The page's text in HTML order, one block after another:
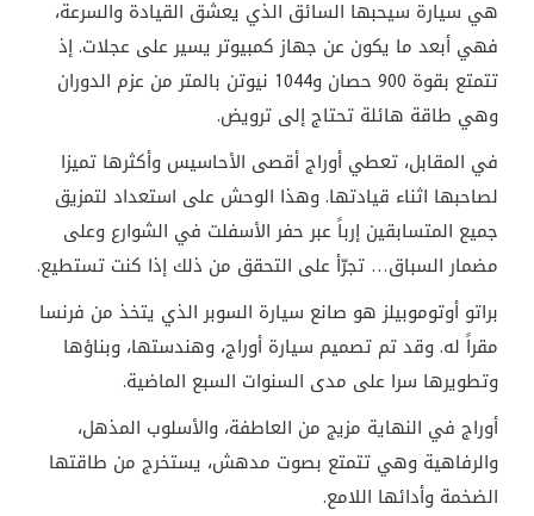
هي سيارة سيحبها السائق الذي يعشق القيادة والسرعة،
فهي أبعد ما يكون عن جهاز كمبيوتر يسير على عجلات. إذ
تتمتع بقوة 900 حصان و1044 نيوتن بالمتر من عزم الدوران
وهي طاقة هائلة تحتاج إلى ترويض.
في المقابل، تعطي أوراج أقصى الأحاسيس وأكثرها تميزا
لصاحبها اثناء قيادتها. وهذا الوحش على استعداد لتمزيق
جميع المتسابقين إرباً عبر حفر الأسفلت في الشوارع وعلى
مضمار السباق… تجرّأ على التحقق من ذلك إذا كنت تستطيع.
براتو أوتوموبيلز هو صانع سيارة السوبر الذي يتخذ من فرنسا
مقراً له. وقد تم تصميم سيارة أوراج، وهندستها، وبناؤها
وتطويرها سرا على مدى السنوات السبع الماضية.
أوراج في النهاية مزيج من العاطفة، والأسلوب المذهل،
والرفاهية وهي تتمتع بصوت مدهش، يستخرج من طاقتها
الضخمة وأدائها اللامع.